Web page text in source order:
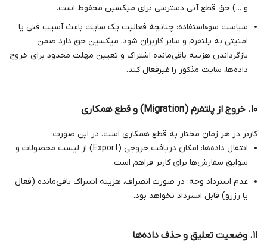
و ...) حق قطع آنی دسترسی برای میکسین محفوظ است.
سیاست سوءاستفاده: چنانچه فعالیت یک سایت باعث آسیب فنی یا
امنیتی به پلتفرم و سایر کاربران شود، میکسین حق دارد ضمن
بازگرداندن هزینه باقی‌مانده اشتراک و تعیین مهلت محدود برای خروج
داده‌ها، سایت مذکور را غیرفعال کند.
۱۰. خروج از پلتفرم (Migration) و قطع همکاری
کاربر در هر زمان مختار به قطع همکاری است. در این صورت:
انتقال داده‌ها: امکان دریافت خروجی (Export) از لیست محصولات و
سوابق سفارش‌ها برای کاربر فراهم است.
عدم استرداد وجه: در صورت انصراف، هزینه اشتراک باقی‌مانده (فعال
یا رزرو) قابل استرداد نخواهد بود.
۱۱. وضعیت تعلیق و حذف داده‌ها